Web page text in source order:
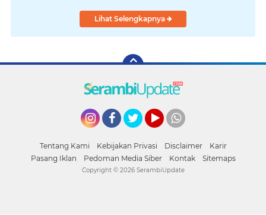
Lihat Selengkapnya
Tentang Kami Kebijakan Privasi Disclaimer
Karir
Pasang Iklan
Pedoman Media Siber Kontak Sitemaps
Copyright © 2026 SerambiUpdate